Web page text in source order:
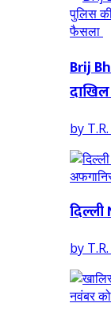
Brij
by
by